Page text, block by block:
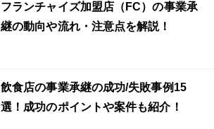
フランチャイズ加盟店（FC）の事業承
継の動向や流れ・注意点を解説！
飲食店の事業承継の成功/失敗事例15
選！成功のポイントや案件も紹介！